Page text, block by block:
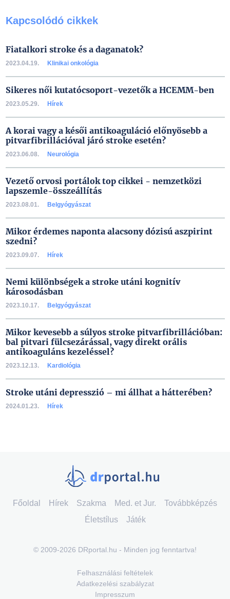
Kapcsolódó cikkek
Fiatalkori stroke és a daganatok?
2023.04.19. Klinikai onkológia
Sikeres női kutatócsoport-vezetők a HCEMM-ben
2023.05.29. Hírek
A korai vagy a késői antikoaguláció előnyösebb a
pitvarfibrillációval járó stroke esetén?
2023.06.08. Neurológia
Vezető orvosi portálok top cikkei - nemzetközi
lapszemle-összeállítás
2023.08.01. Belgyógyászat
Mikor érdemes naponta alacsony dózisú aszpirint
szedni?
2023.09.07. Hírek
Nemi különbségek a stroke utáni kognitív
károsodásban
2023.10.17. Belgyógyászat
Mikor kevesebb a súlyos stroke pitvarfibrillációban:
bal pitvari fülcsezárással, vagy direkt orális
antikoaguláns kezeléssel?
2023.12.13. Kardiológia
Stroke utáni depresszió – mi állhat a hátterében?
2024.01.23. Hírek
Főoldal Hírek Szakma Med. et Jur.
Továbbképzés
Életstílus
Játék
© 2009-2026 DRportal.hu - Minden jog fenntartva!
Felhasználási feltételek
Adatkezelési szabályzat
Impresszum